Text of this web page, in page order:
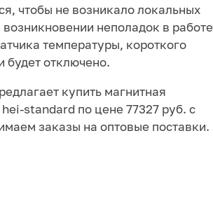
чтобы не возникало локальных
неполадок в работе
температуры, короткого
будет отключено.
купить магнитная
standard по цене 77327 руб. с
заказы на оптовые поставки.